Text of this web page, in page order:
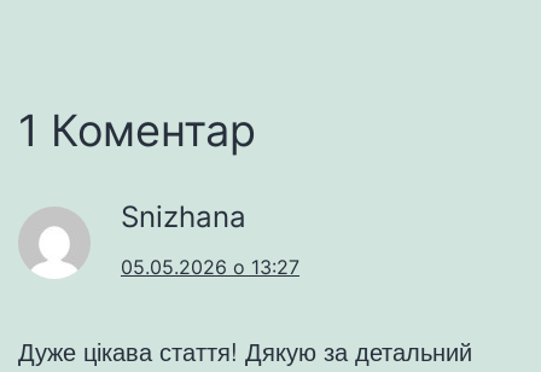
1 Коментар
Snizhana
05.05.2026 о 13:27
Дуже цікава стаття! Дякую за детальний